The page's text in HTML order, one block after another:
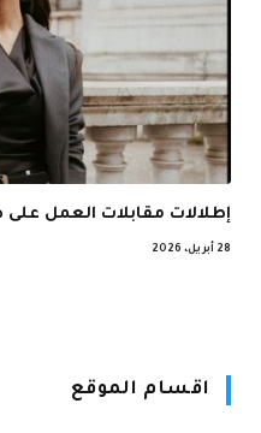
إطلالات مقابلات العمل
28 أبريل، 2026
اقسام الموقع